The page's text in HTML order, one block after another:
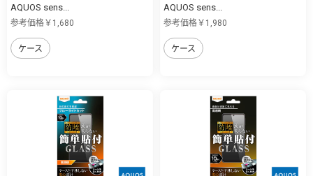
AQUOS sens...
参考価格￥1,680
ケース
AQUOS sens...
参考価格￥1,980
ケース